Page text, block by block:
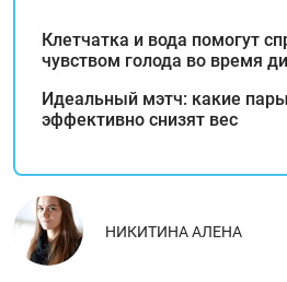
Клетчатка и вода помогут
чувством голода во время
Идеальный мэтч: какие
эффективно снизят вес
НИКИТИНА АЛЕНА